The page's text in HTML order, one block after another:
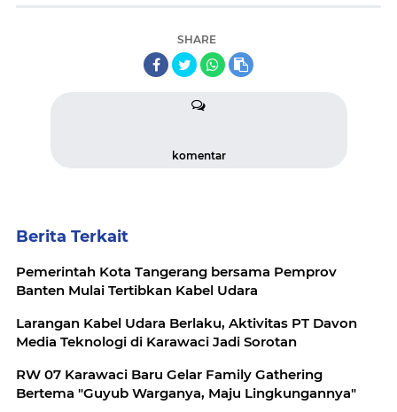
SHARE
komentar
Berita Terkait
Pemerintah Kota Tangerang bersama Pemprov
Banten Mulai Tertibkan Kabel Udara
Larangan Kabel Udara Berlaku, Aktivitas PT Davon
Media Teknologi di Karawaci Jadi Sorotan
RW 07 Karawaci Baru Gelar Family Gathering
Bertema "Guyub Warganya, Maju Lingkungannya"